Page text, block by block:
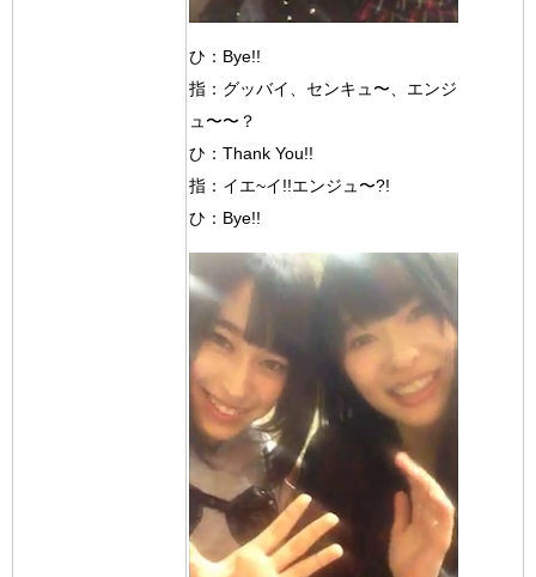
ひ：Bye!!
指：グッバイ、センキュ〜、エンジ
ュ〜〜？
ひ：Thank You!!
指：イエ~イ!!エンジュ〜?!
ひ：Bye!!